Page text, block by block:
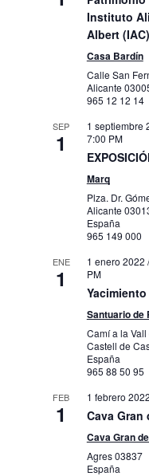
1
31
2030 /
OCT
1
9
5:00 PM
Marq
OCT
1
7 agosto
Alicante
OCT
1
‘Miguel
8
2024 /
OCT
1
“LOS
15
octubre
Instituto
Albert (IAC)
Casa Bardín
Calle San
Alicante
965 12 12 14
SEP
1
1 septiembre
7:00 PM
Marq
Plza. Dr.
Alicante
España
965 149 000
ENE
1
1 enero 2022
PM
Santuario de
Camí a la Vall
Castell de
España
965 88 50 95
FEB
1
1 febrero 2022
Cava Gran
Cava Gran
Agres03837
España